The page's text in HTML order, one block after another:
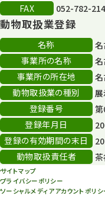
その他イベント
スカイタワー
年末年始のイベント
秋まつり
FAX
052-782-
動物取扱業登録
名称
事業所の名称
事業所の所在地
動物取扱業の種別
登録番号
登録年月日
登録の有効期間の末日
動物取扱責任者
サイトマップ
プライバシーポリシー
ソーシャルメディアアカウントポリシ